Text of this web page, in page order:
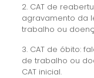
2. CAT de
agravamento da
trabalho ou
3. CAT de óbito:
de trabalho ou
CAT inicial.